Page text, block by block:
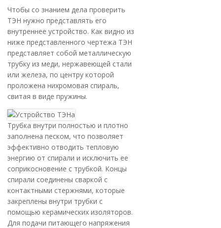
Чтобы со знанием дела проверить
ТЭН нужно представлять его
внутреннее устройство. Как видно из
ниже представленного чертежа ТЭН
представляет собой металлическую
трубку из меди, нержавеющей стали
или железа, по центру которой
проложена нихромовая спираль,
свитая в виде пружины.
Трубка внутри полностью и плотно
заполнена песком, что позволяет
эффективно отводить тепловую
энергию от спирали и исключить ее
соприкосновение с трубкой. Концы
спирали соединены сваркой с
контактными стержнями, которые
закреплены внутри трубки с
помощью керамических изоляторов.
Для подачи питающего напряжения